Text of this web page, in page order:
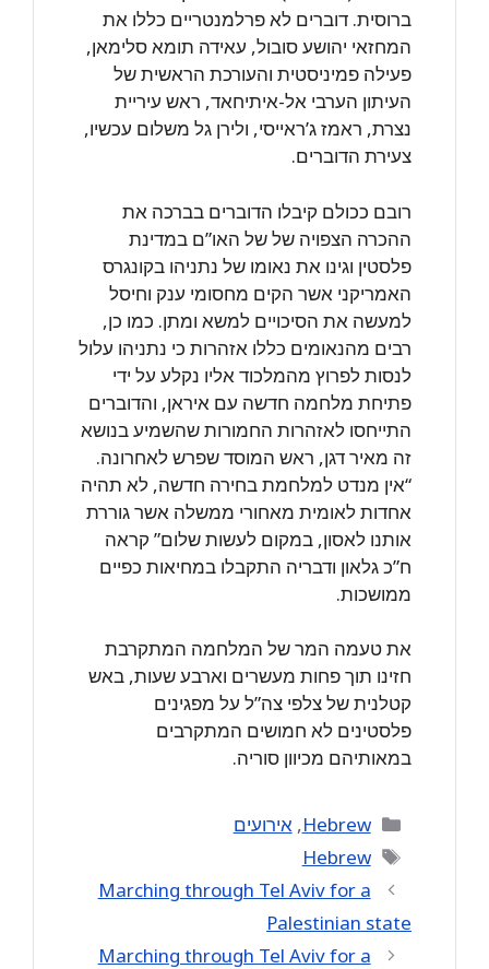
ברוסית. דוברים לא פרלמנטריים כללו את
המחזאי יהושע סובול, עאידה תומא סלימאן,
פעילה פמיניסטית והעורכת הראשית של
העיתון הערבי אל-איתיחאד, ראש עיריית
נצרת, ראמז ג’ראייסי, ולירן גל משלום עכשיו,
צעירת הדוברים.
רובם ככולם קיבלו הדוברים בברכה את
ההכרה הצפויה של של האו”ם במדינת
פלסטין וגינו את נאומו של נתניהו בקונגרס
האמריקני אשר הקים מחסומי ענק וחיסל
למעשה את הסיכויים למשא ומתן. כמו כן,
רבים מהנאומים כללו אזהרות כי נתניהו עלול
לנסות לפרוץ מהמלכוד אליו נקלע על ידי
פתיחת מלחמה חדשה עם איראן, והדוברים
התייחסו לאזהרות החמורות שהשמיע בנושא
זה מאיר דגן, ראש המוסד שפרש לאחרונה.
“אין מנדט למלחמת בחירה חדשה, לא תהיה
אחדות לאומית מאחורי ממשלה אשר גוררת
אותנו לאסון, במקום לעשות שלום” קראה
ח”כ גלאון ודבריה התקבלו במחיאות כפיים
ממושכות.
את טעמה המר של המלחמה המתקרבת
חזינו תוך פחות מעשרים וארבע שעות, באש
קטלנית של צלפי צה”ל על מפגינים
פלסטינים לא חמושים המתקרבים
במאותיהם מכיוון סוריה.
Categories
Hebrew
,אירועים
Tags
Hebrew
Marching through Tel Aviv for a
Palestinian state
Marching through Tel Aviv for a